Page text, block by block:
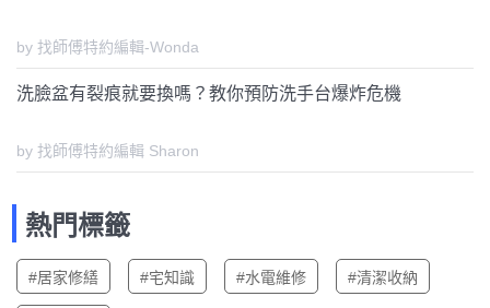
by 找師傅特約編輯-Wonda
洗臉盆有裂痕就要換嗎？教你預防洗手台爆炸危機
by 找師傅特約編輯 Sharon
熱門標籤
#居家修繕 #宅知識 #水電維修 #清潔收納